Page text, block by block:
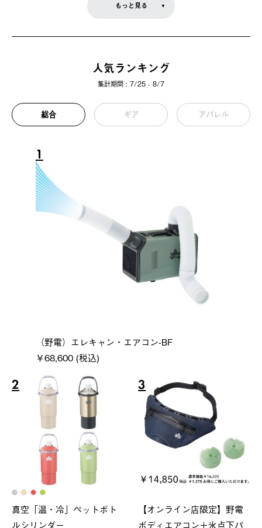
もっと見る
人気ランキング
集計期間 : 7/25 - 8/7
総合 ギア アパレル
1
（野電）エレキャン・エアコン-BF
￥68,600 (税込)
2
真空「温・冷」ペットボト
ルシリンダー
3
【オンライン店限定】野電
ボディエアコン＋氷点下パ